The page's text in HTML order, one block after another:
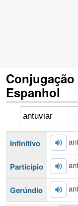
Espanhol
Infinitivo
Particípio
Gerúndio